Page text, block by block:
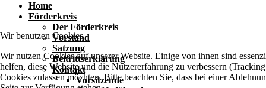
Home
Förderkreis
Der Förderkreis
Vorstand
Satzung
Beitrittserklärung
Kontakt
Vorsitzende
Wir benutzen Cookies
Wir nutzen Cookies auf unserer Website. Einige von ihnen sind
helfen, diese Website und die Nutzererfahrung zu verbessern
Cookies zulassen möchten. Bitte beachten Sie, dass bei einer